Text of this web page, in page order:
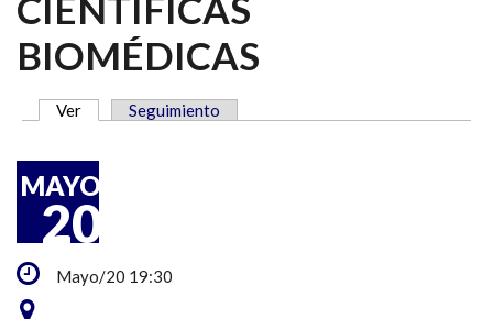
BIOMÉDICAS
Ver (solapa activa)
Seguimiento
MAYO
20
Mayo/20 19:30